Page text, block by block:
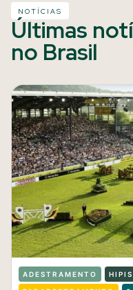
NOTÍCIAS
Últimas
no Brasil
ADESTRAMENTO